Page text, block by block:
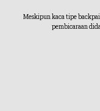
Meskipun kaca tipe
pembicaraan